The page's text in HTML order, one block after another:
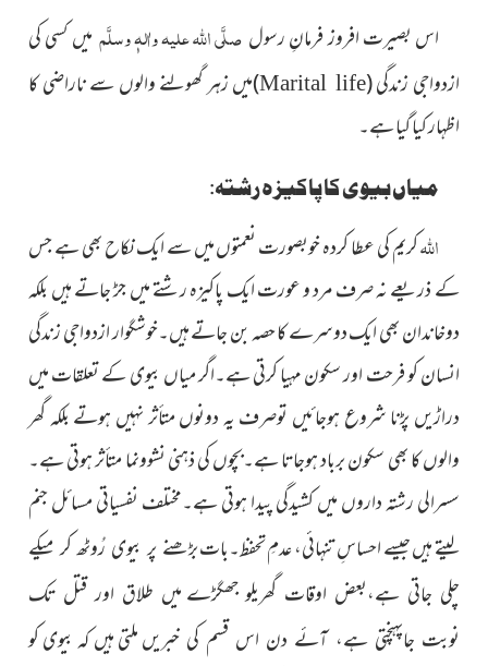
اس بصیرت افروز فرمانِ رسولصلَّی اللہ علیہ واٰلہٖ وسلَّممیں کسی کی
ازدواجی زندگی (Marital life)میں زہر گھولنے والوں سے ناراضی کا
اظہار کیا گیا ہے۔
میاں بیوی کا پاکیزہ رشتہ:
اللہکریم کی عطا کردہ خوبصورت نعمتوں میں سے ایک نکاح بھی ہے جس
کے ذریعے نہ صرف مرد و عورت ایک پاکیزہ رشتے میں جڑ جاتے ہیں بلکہ
دوخاندان بھی ایک دوسرے کا حصہ بن جاتے ہیں۔خوشگوار ازدواجی زندگی
انسان کو فرحت اور سکون مہیا کرتی ہے۔اگر میاں بیوی کے تعلقات میں
دراڑیں پڑنا شروع ہوجائیں توصرف یہ دونوں متأثر نہیں ہوتے بلکہ گھر
والوں کا بھی سکون برباد ہوجاتا ہے۔بچوں کی ذہنی نشوونما متأثر ہوتی ہے۔
سسرالی رشتہ داروں میں کشیدگی پیدا ہوتی ہے۔مختلف نفسیاتی مسائل جنم
لیتے ہیں جیسے احساسِ تنہائی، عدمِ تحفظ۔باتبڑھنے پر بیوی رُوٹھ کر میکے
چلی جاتی ہے،بعض اوقات گھریلو جھگڑے میں طلاق اور قتل تک
نوبت جاپہنچتی ہے، آئے دن اس قسم کی خبریںملتی ہیں کہ بیوی کو